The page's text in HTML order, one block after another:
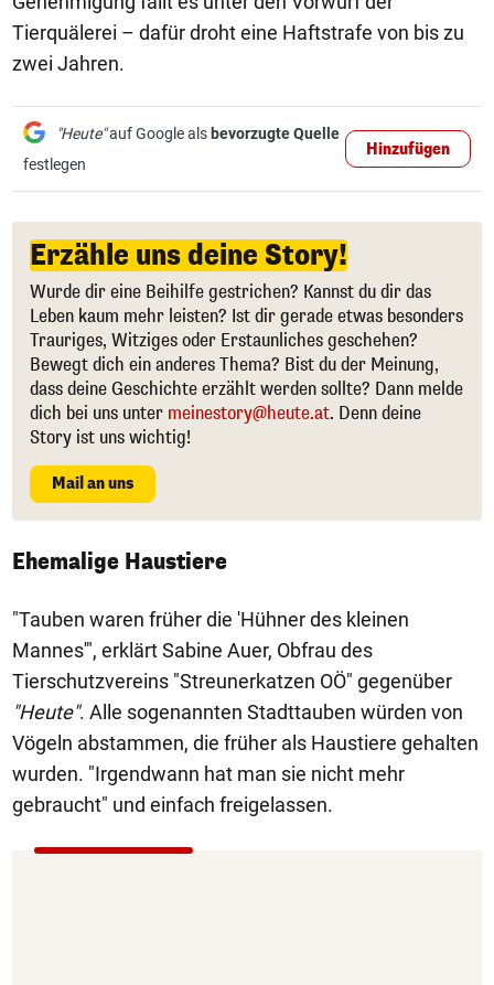
Tierquälerei – dafür droht eine Haftstrafe von bis zu
zwei Jahren.
"Heute"auf Google als bevorzugte Quelle
festlegen
Hinzufügen
Erzähle uns deine Story!
Wurde dir eine Beihilfe gestrichen? Kannst du dir das
Leben kaum mehr leisten? Ist dir gerade etwas besonders
Trauriges, Witziges oder Erstaunliches geschehen?
Bewegt dich ein anderes Thema? Bist du der Meinung,
dass deine Geschichte erzählt werden sollte? Dann melde
dich bei uns unter meinestory@heute.at. Denn deine
Story ist uns wichtig!
Mail an uns
Ehemalige Haustiere
"Tauben waren früher die 'Hühner des kleinen
Mannes'", erklärt Sabine Auer, Obfrau des
Tierschutzvereins "Streunerkatzen OÖ" gegenüber
"Heute". Alle sogenannten Stadttauben würden von
Vögeln abstammen, die früher als Haustiere gehalten
wurden. "Irgendwann hat man sie nicht mehr
gebraucht" und einfach freigelassen.